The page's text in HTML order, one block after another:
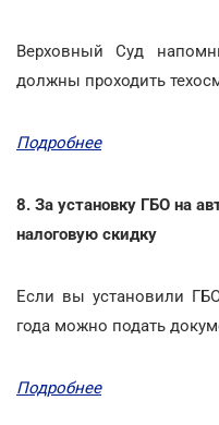
Верховный Суд
должны проходить
Подробнее
8. За установку ГБО на
налоговую скидку
Если вы установили
года можно подать
Подробнее